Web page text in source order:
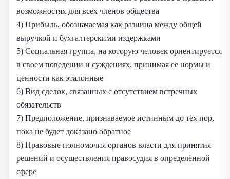
возможностях для всех членов общества
4) Прибыль, обозначаемая как разница между общей
выручкой и бухгалтерскими издержками
5) Социальная группа, на которую человек ориентируется
в своем поведении и суждениях, принимая ее нормы и
ценности как эталонные
6) Вид сделок, связанных с отсутствием встречных
обязательств
7) Предположение, признаваемое истинным до тех пор,
пока не будет доказано обратное
8) Правовые полномочия органов власти для принятия
решений и осуществления правосудия в определённой
сфере